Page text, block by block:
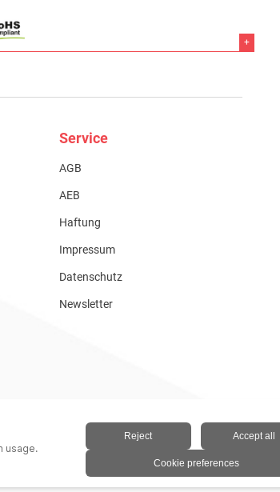
+
Service
AGB
AEB
Haftung
Impressum
Datenschutz
Newsletter